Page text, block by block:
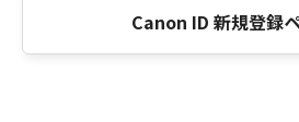
Canon ID 新規登録